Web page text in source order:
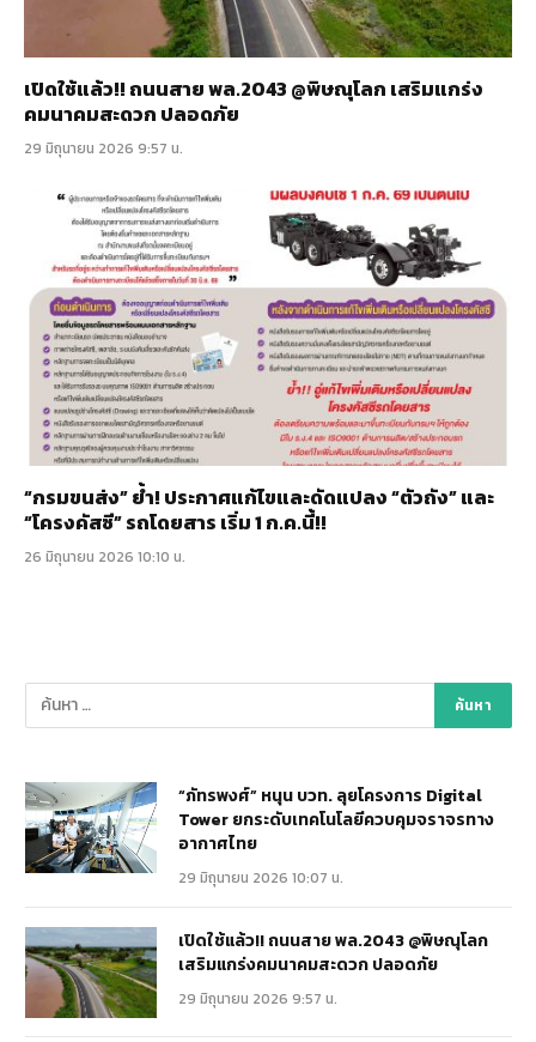
เปิดใช้แล้ว!! ถนนสาย พล.2043 @พิษณุโลก เสริมแกร่ง
คมนาคมสะดวก ปลอดภัย
29 มิถุนายน 2026 9:57 น.
“กรมขนส่ง” ย้ำ! ประกาศแก้ไขและดัดแปลง “ตัวถัง” และ
“โครงคัสซี” รถโดยสาร เริ่ม 1 ก.ค.นี้!!
26 มิถุนายน 2026 10:10 น.
“ภัทรพงศ์” หนุน บวท. ลุยโครงการ Digital
Tower ยกระดับเทคโนโลยีควบคุมจราจรทาง
อากาศไทย
29 มิถุนายน 2026 10:07 น.
เปิดใช้แล้ว!! ถนนสาย พล.2043 @พิษณุโลก
เสริมแกร่งคมนาคมสะดวก ปลอดภัย
29 มิถุนายน 2026 9:57 น.